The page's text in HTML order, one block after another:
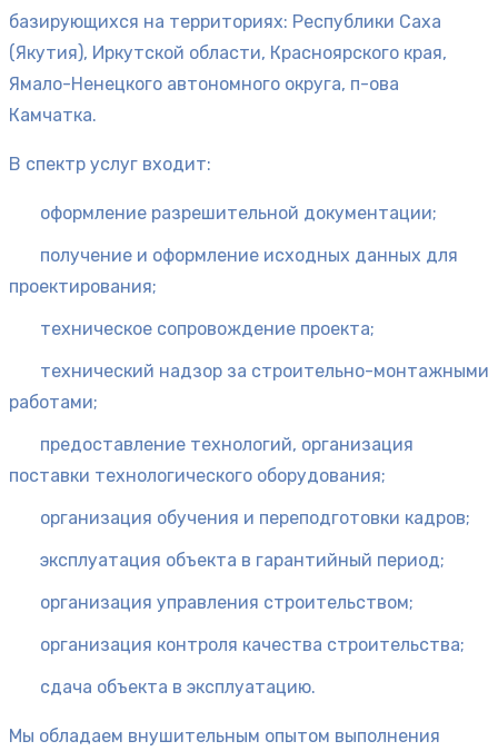
базирующихся на территориях: Республики Саха
(Якутия), Иркутской области, Красноярского края,
Ямало-Ненецкого автономного округа, п-ова
Камчатка.
В спектр услуг входит:
оформление разрешительной документации;
получение и оформление исходных данных для
проектирования;
техническое сопровождение проекта;
технический надзор за строительно-монтажными
работами;
предоставление технологий, организация
поставки технологического оборудования;
организация обучения и переподготовки кадров;
эксплуатация объекта в гарантийный период;
организация управления строительством;
организация контроля качества строительства;
сдача объекта в эксплуатацию.
Мы обладаем внушительным опытом выполнения